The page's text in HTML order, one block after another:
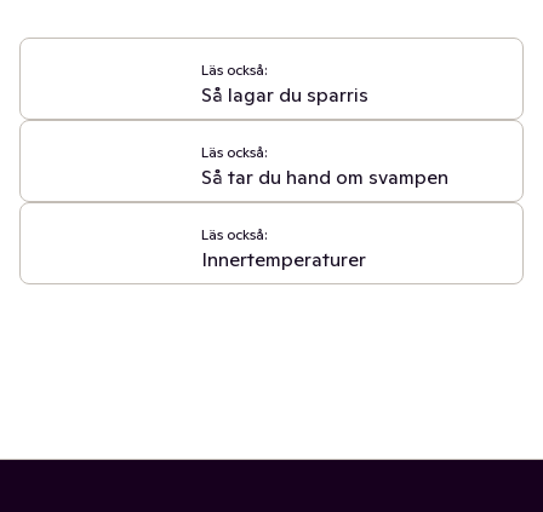
Läs också:
Så lagar du sparris
Läs också:
Så tar du hand om svampen
Läs också:
Innertemperaturer